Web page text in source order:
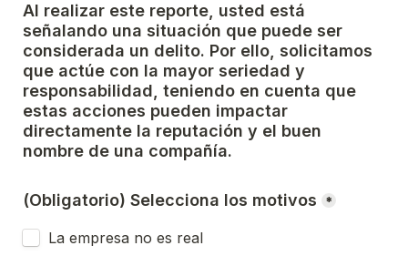
Al realizar este reporte, usted está
señalando una situación que puede ser
considerada un delito. Por ello, solicitamos
que actúe con la mayor seriedad y
responsabilidad, teniendo en cuenta que
estas acciones pueden impactar
directamente la reputación y el buen
nombre de una compañía.
(Obligatorio) Selecciona los motivos *
La empresa no es real